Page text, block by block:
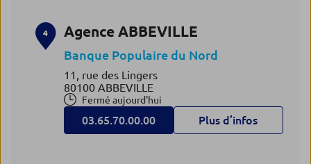
4 Agence ABBEVILLE
Banque Populaire du Nord
11, rue des Lingers
80100 ABBEVILLE
Fermé aujourd'hui
03.65.70.00.00 Plus d’infos